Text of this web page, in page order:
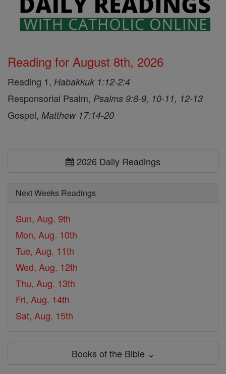
Reading for August 8th, 2026
Reading 1, Habakkuk 1:12-2:4
Responsorial Psalm, Psalms 9:8-9, 10-11, 12-13
Gospel, Matthew 17:14-20
2026 Daily Readings
Next Weeks Readings
Sun, Aug. 9th
Mon, Aug. 10th
Tue, Aug. 11th
Wed, Aug. 12th
Thu, Aug. 13th
Fri, Aug. 14th
Sat, Aug. 15th
Books of the Bible ⌄